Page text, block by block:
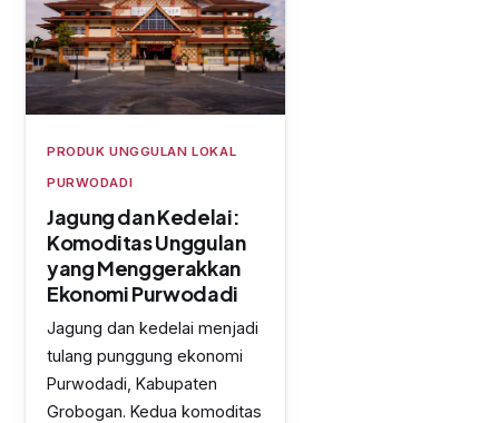
PRODUK UNGGULAN LOKAL
PURWODADI
Jagung dan Kedelai:
Komoditas Unggulan
yang Menggerakkan
Ekonomi Purwodadi
Jagung dan kedelai menjadi
tulang punggung ekonomi
Purwodadi, Kabupaten
Grobogan. Kedua komoditas